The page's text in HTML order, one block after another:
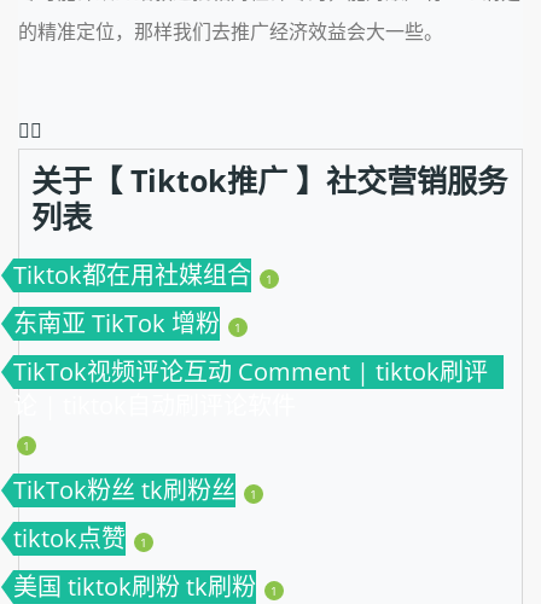
的精准定位，那样我们去推广经济效益会大一些。
❤️‍🔥
关于【 Tiktok推广 】社交营销服务
列表
Tiktok都在用社媒组合 1
东南亚 TikTok 增粉 1
TikTok视频评论互动 Comment | tiktok刷评
论 | tiktok自动刷评论软件
1
TikTok粉丝 tk刷粉丝 1
tiktok点赞 1
美国 tiktok刷粉 tk刷粉 1